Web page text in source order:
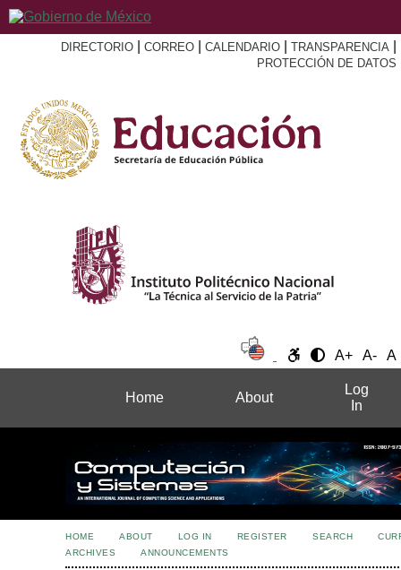
DIRECTORIO CORREO CALENDARIO TRANSPARENCIA
PROTECCIÓN DE DATOS
A+ A- A
Home About
Log
In
HOME ABOUT LOG IN REGISTER SEARCH
ARCHIVES
ANNOUNCEMENTS